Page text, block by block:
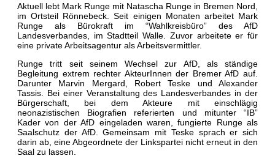
Aktuell lebt Mark Runge mit Natascha Runge in Bremen Nord,
im Ortsteil Rönnebeck. Seit einigen Monaten arbeitet Mark
Runge als Bürokraft im “Wahlkreisbüro” des AfD
Landesverbandes, im Stadtteil Walle. Zuvor arbeitete er für
eine private Arbeitsagentur als Arbeitsvermittler.
Runge tritt seit seinem Wechsel zur AfD, als ständige
Begleitung extrem rechter AkteurInnen der Bremer AfD auf.
Darunter Marvin Mergard, Robert Teske und Alexander
Tassis. Bei einer Veranstaltung des Landesverbandes in der
Bürgerschaft, bei dem Akteure mit einschlägig
neonazistischen Biografien referierten und mitunter “IB”
Kader von der AfD eingeladen waren, fungierte Runge als
Saalschutz der AfD. Gemeinsam mit Teske sprach er sich
darin ab, eine Abgeordnete der Linkspartei nicht erneut in den
Saal zu lassen.